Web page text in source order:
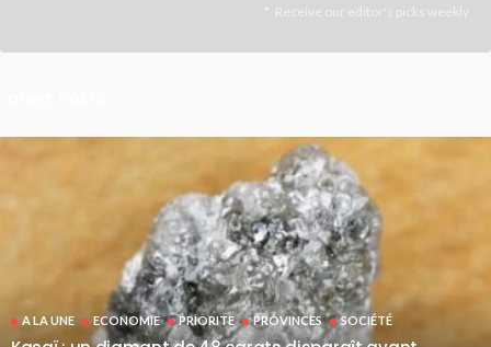
Receive our editor's picks weekly
A LA UNE ECONOMIE PRIORITE PROVINCES SOCIÉTÉ